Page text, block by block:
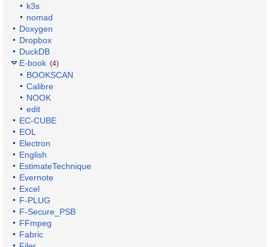
k3s
nomad
Doxygen
Dropbox
DuckDB
E-book (4)
BOOKSCAN
Calibre
NOOK
edit
EC-CUBE
EOL
Electron
English
EstimateTechnique
Evernote
Excel
F-PLUG
F-Secure_PSB
FFmpeg
Fabric